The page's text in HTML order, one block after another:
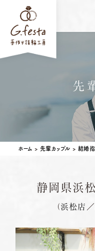
結婚指輪
ベビーリング
先
ホーム > 先輩カップル > 結婚指
静岡県浜
（浜松店
岐阜本店
※
名古屋店
定休日
第
※